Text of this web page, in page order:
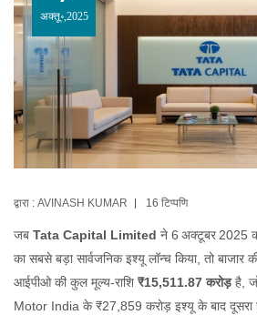
अक्तू॰,2025
द्वारा : AVINASH KUMAR 16 टिप्पणि
जब Tata Capital Limited ने 6 अक्टूबर 2025
का सबसे बड़ा सार्वजनिक इश्यू लॉन्च किया, तो
आईपीओ की कुल मूल्य‑राशि ₹15,511.87 करोड़है,
Motor India के ₹27,859 करोड़ इश्यू के बाद दूसरा